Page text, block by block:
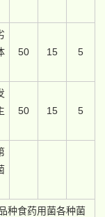
50 15 5
50 15 5
种食药用菌各种菌